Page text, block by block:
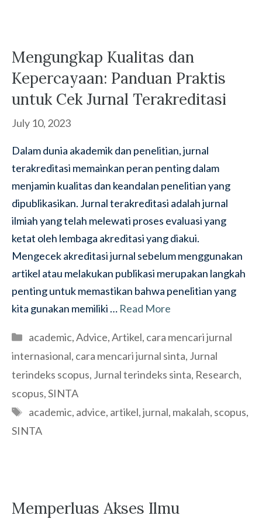
Mengungkap Kualitas dan
Kepercayaan: Panduan Praktis
untuk Cek Jurnal Terakreditasi
July 10, 2023
Dalam dunia akademik dan penelitian, jurnal
terakreditasi memainkan peran penting dalam
menjamin kualitas dan keandalan penelitian yang
dipublikasikan. Jurnal terakreditasi adalah jurnal
ilmiah yang telah melewati proses evaluasi yang
ketat oleh lembaga akreditasi yang diakui.
Mengecek akreditasi jurnal sebelum menggunakan
artikel atau melakukan publikasi merupakan langkah
penting untuk memastikan bahwa penelitian yang
kita gunakan memiliki … Read More
Categories
academic,Advice,Artikel, cara mencari jurnal
internasional, cara mencari jurnal sinta, Jurnal
terindeks scopus, Jurnal terindeks sinta, Research,
scopus,SINTA
Tags
academic, advice, artikel,jurnal, makalah, scopus,
SINTA
Memperluas Akses Ilmu